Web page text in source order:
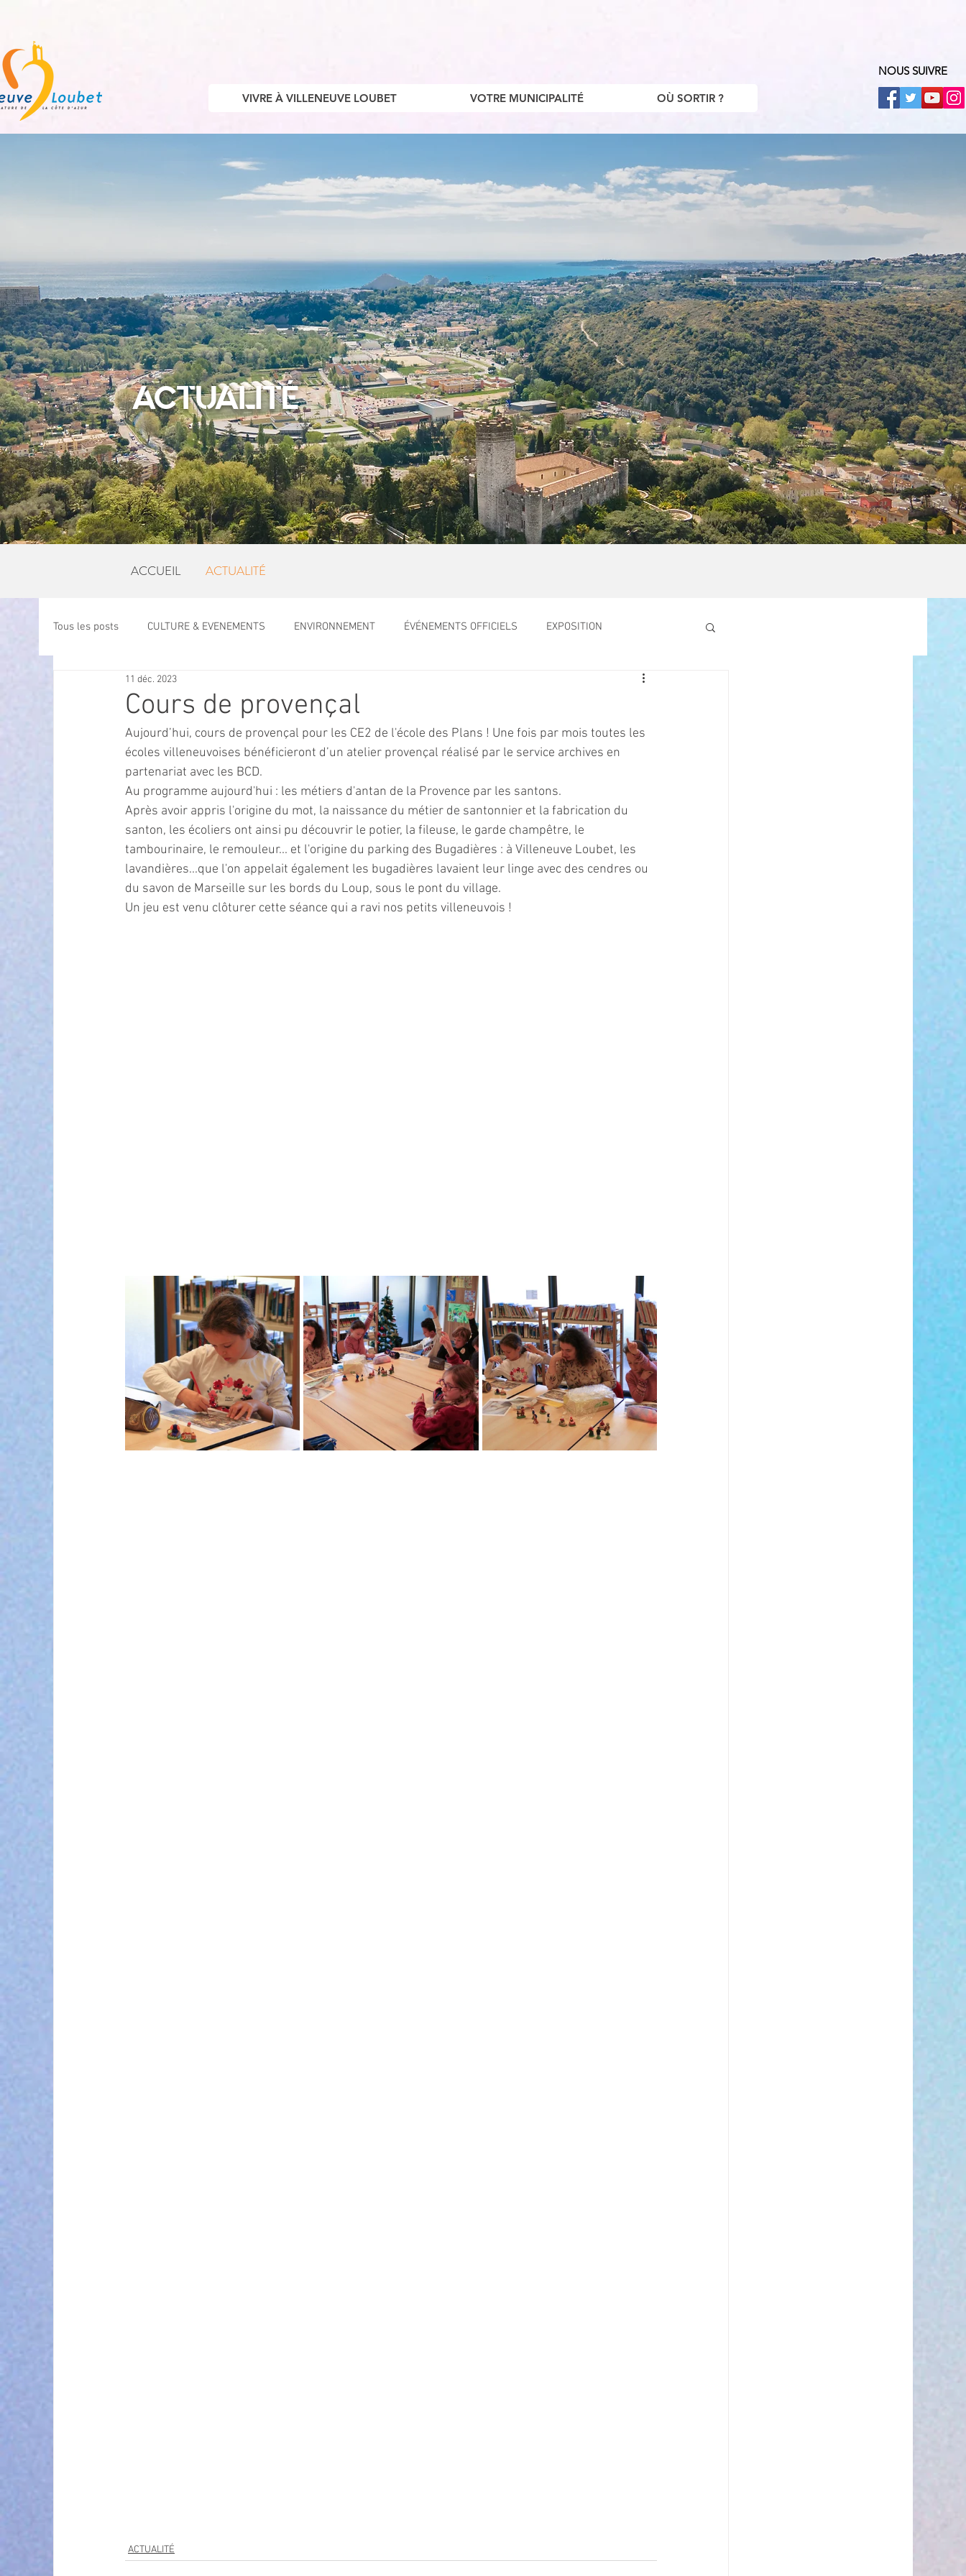
VIVRE À VILLENEUVE LOUBET VOTRE MUNICIPALITÉ OÙ SORTIR ?
NOUS SUIVRE
ACTUALITÉ
ACCUEIL ACTUALITÉ
Tous les posts CULTURE & EVENEMENTS ENVIRONNEMENT ÉVÉNEMENTS OFFICIELS EXPOSITION
OFFRES D'EMPLOI
ECO MOBILITE PETITE ENFANCE TOURISME ARCHIVES ET PATRIMOINE
Instruction Publique & Familles PRESSE TRANSPORT SENIORS Activité culture & musique
FETES & MANIFESTATIONS SECURITE HANDICAP CENTRE DE LOISIRS PREVENTION DE LA DELINQUANCE
POLE CULTUREL AUGUSTE ESCOFFIER Science
Cours de provençal
11 déc. 2023
Aujourd’hui, cours de provençal pour les CE2 de l'école des Plans ! Une fois par mois toutes les
écoles villeneuvoises bénéficieront d’un atelier provençal réalisé par le service archives en
partenariat avec les BCD.
Au programme aujourd'hui : les métiers d'antan de la Provence par les santons.
Après avoir appris l'origine du mot, la naissance du métier de santonnier et la fabrication du
santon, les écoliers ont ainsi pu découvrir le potier, la fileuse, le garde champêtre, le
tambourinaire, le remouleur... et l'origine du parking des Bugadières : à Villeneuve Loubet, les
lavandières...que l'on appelait également les bugadières lavaient leur linge avec des cendres ou
du savon de Marseille sur les bords du Loup, sous le pont du village.
Un jeu est venu clôturer cette séance qui a ravi nos petits villeneuvois !
ACTUALITÉ